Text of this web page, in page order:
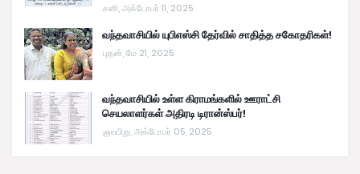
சனி, அக்டோபர் 11, 2025
வந்தவாசியில் யுபிஎஸ்சி தேர்வில் சாதித்த சகோதரிகள்!
புதன், மே 21, 2025
வந்தவாசியில் உள்ள கிராமங்களில் ஊராட்சி
செயலாளர்கள் அதிரடி டிரான்ஸ்பர்!
ஞாயிறு, அக்டோபர் 05, 2025